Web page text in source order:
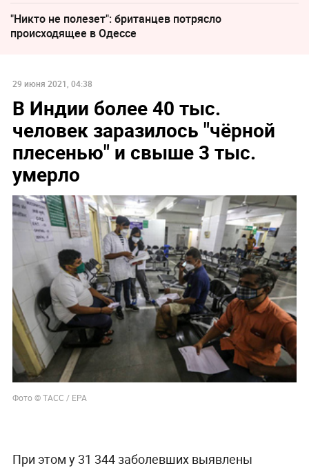
"Никто не полезет": британцев потрясло
происходящее в Одессе
29 июня 2021, 04:38
В Индии более 40 тыс.
человек заразилось "чёрной
плесенью" и свыше 3 тыс.
умерло
Фото © ТАСС / EPA
При этом у 31 344 заболевших выявлены